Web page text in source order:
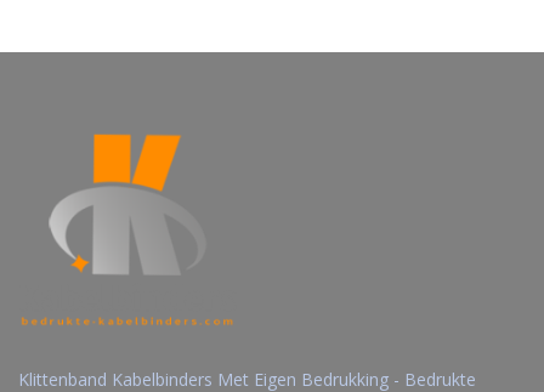
Klittenband Kabelbinders Met Eigen Bedrukking - Bedrukte